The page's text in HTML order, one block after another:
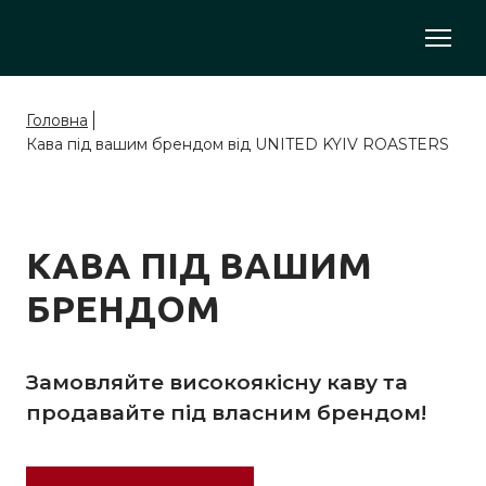
Головна
Кава під вашим брендом від UNITED KYIV ROASTERS
КАВА ПІД ВАШИМ
БРЕНДОМ
Замовляйте високоякісну каву та
продавайте під власним брендом!